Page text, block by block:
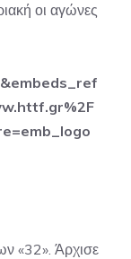
οι αγώνες
«32». Άρχισε